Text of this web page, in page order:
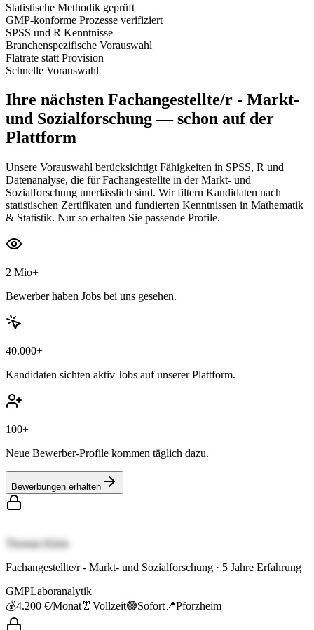
Statistische Methodik geprüft
GMP-konforme Prozesse verifiziert
SPSS und R Kenntnisse
Branchenspezifische Vorauswahl
Flatrate statt Provision
Schnelle Vorauswahl
Ihre nächsten Fachangestellte/r - Markt-
und Sozialforschung— schon auf der
Plattform
Unsere Vorauswahl berücksichtigt Fähigkeiten in SPSS, R und
Datenanalyse, die für Fachangestellte in der Markt- und
Sozialforschung unerlässlich sind. Wir filtern Kandidaten nach
statistischen Zertifikaten und fundierten Kenntnissen in Mathematik
& Statistik. Nur so erhalten Sie passende Profile.
2 Mio+
Bewerber haben Jobs bei uns gesehen.
40.000+
Kandidaten sichten aktiv Jobs auf unserer Plattform.
100+
Neue Bewerber-Profile kommen täglich dazu.
Bewerbungen erhalten
Thomas Klein
Fachangestellte/r - Markt- und Sozialforschung · 5 Jahre Erfahrung
GMPLaboranalytik
💰4.200 €/Monat⏰Vollzeit🟢Sofort 📍Pforzheim